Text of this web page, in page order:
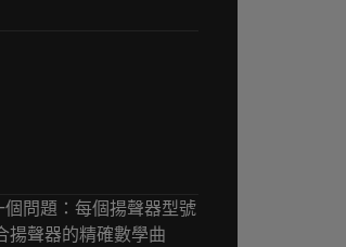
問題：每個揚聲器型號
揚聲器的精確數學曲